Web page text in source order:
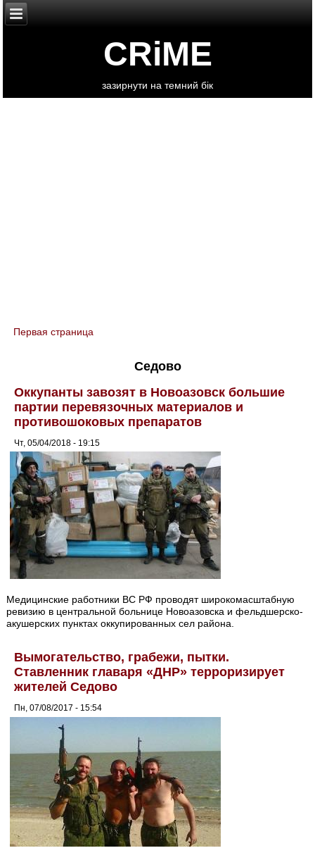
CRiME
зазирнути на темний бік
You are here
Первая страница
Седово
Оккупанты завозят в Новоазовск большие
партии перевязочных материалов и
противошоковых препаратов
Чт, 05/04/2018 - 19:15
Медицинские работники ВС РФ проводят широкомасштабную
ревизию в центральной больнице Новоазовска и фельдшерско-
акушерских пунктах оккупированных сел района.
Вымогательство, грабежи, пытки.
Ставленник главаря «ДНР» терроризирует
жителей Седово
Пн, 07/08/2017 - 15:54